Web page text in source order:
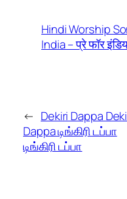
Hindi Worship
India – प्रे फॉर
← Dekiri Dappa
Dappa டிங்கிரி டப்பா
டிங்கிரி டப்பா